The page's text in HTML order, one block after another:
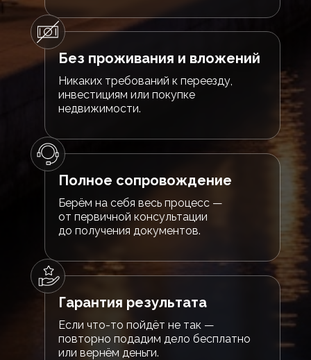
Никаких требований к переезду,
инвестициям или покупке
недвижимости.
Без проживания и вложений
Берём на себя весь процесс —
от первичной консультации
до получения документов.
Полное сопровождение
Если что-то пойдёт не так —
повторно подадим дело бесплатно
или вернём деньги.
Гарантия результата